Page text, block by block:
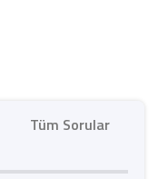
Tüm Sorular